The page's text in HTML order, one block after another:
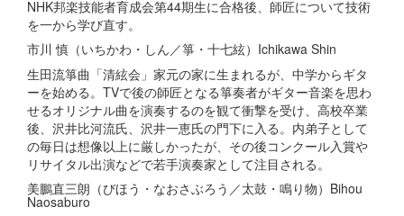
NHK邦楽技能者育成会第44期生に合格後、師匠について技術
を一から学び直す。
市川 慎（いちかわ・しん／箏・十七絃）Ichikawa Shin
生田流箏曲「清絃会」家元の家に生まれるが、中学からギタ
ーを始める。TVで後の師匠となる箏奏者がギター音楽を思わ
せるオリジナル曲を演奏するのを観て衝撃を受け、高校卒業
後、沢井比河流氏、沢井一恵氏の門下に入る。内弟子として
の毎日は想像以上に厳しかったが、その後コンクール入賞や
リサイタル出演などで若手演奏家として注目される。
美鵬直三朗（びほう・なおさぶろう／太鼓・鳴り物）Bihou
Naosaburo